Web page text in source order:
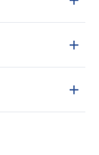
＋
＋